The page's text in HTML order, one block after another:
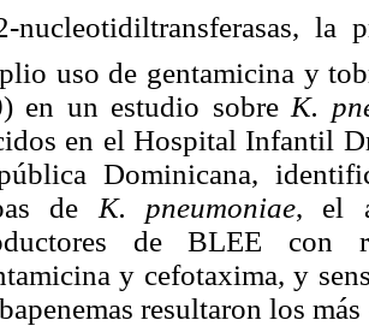
nucleotidiltransferasas,
uso de gentamicina y
en un estudio sobre K.
en el Hospital Infantil
Dominicana,
de K. pneumoniae, el
de BLEE con
y cefotaxima, y
resultaron los